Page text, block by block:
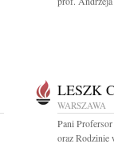
LESZK
WARSZAWA
Pani
oraz Rodzinie